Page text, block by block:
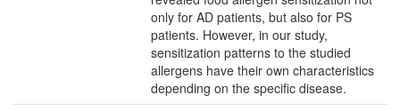
only for AD patients, but also for PS
patients. However, in our study,
sensitization patterns to the studied
allergens have their own characteristics
depending on the specific disease.